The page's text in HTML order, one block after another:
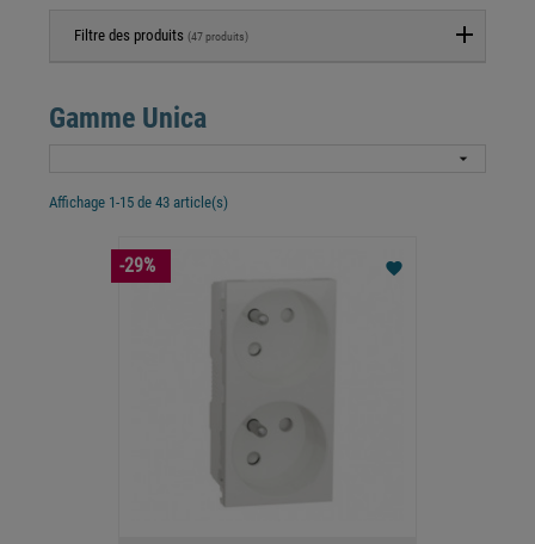
Filtre des produits (47 produits)
Gamme Unica

Affichage 1-15 de 43 article(s)
favorite
-29%